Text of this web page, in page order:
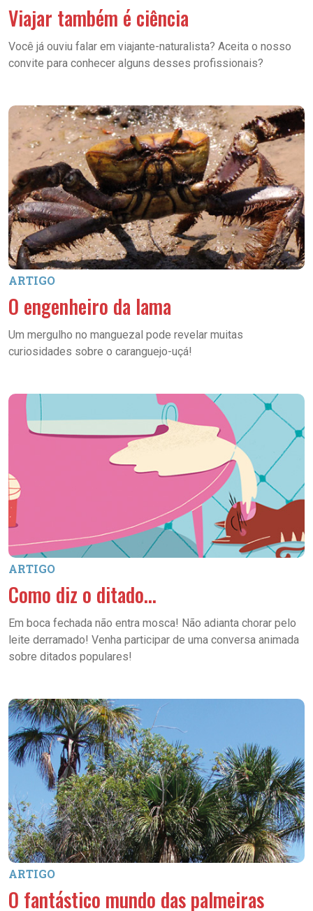
Viajar também é ciência
Você já ouviu falar em viajante-naturalista? Aceita o nosso
convite para conhecer alguns desses profissionais?
ARTIGO
O engenheiro da lama
Um mergulho no manguezal pode revelar muitas
curiosidades sobre o caranguejo-uçá!
ARTIGO
Como diz o ditado…
Em boca fechada não entra mosca! Não adianta chorar pelo
leite derramado! Venha participar de uma conversa animada
sobre ditados populares!
ARTIGO
O fantástico mundo das palmeiras